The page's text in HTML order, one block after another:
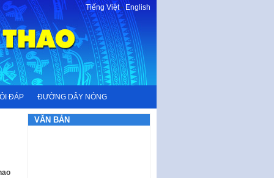
Tiếng Việt-English
ĐÁP ĐƯỜNG DÂY NÓNG
VĂN BẢN